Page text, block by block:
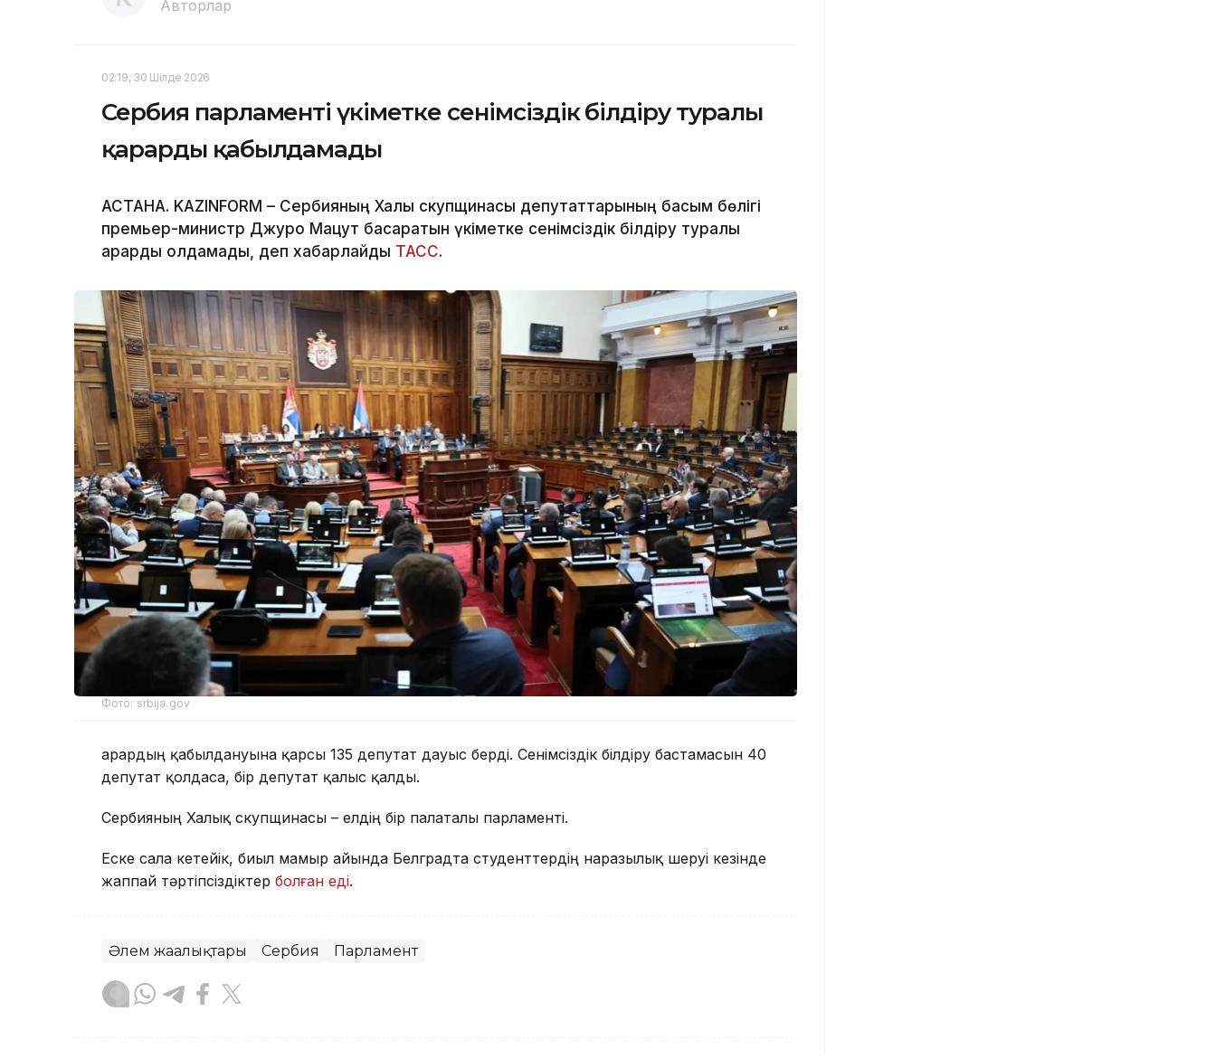
Авторлар
02:19, 30 Шілде 2026
Сербия парламенті үкіметке сенімсіздік білдіру туралы
қарарды қабылдамады
АСТАНА. KAZINFORM – Сербияның Халық скупщинасы депутаттарының басым бөлігі
премьер-министр Джуро Мацут басқаратын үкіметке сенімсіздік білдіру туралы
қарарды қолдамады, деп хабарлайды ТАСС.
Фото: srbija.gov
Қарардың қабылдануына қарсы 135 депутат дауыс берді. Сенімсіздік білдіру бастамасын 40
депутат қолдаса, бір депутат қалыс қалды.
Сербияның Халық скупщинасы – елдің бір палаталы парламенті.
Еске сала кетейік, биыл мамыр айында Белградта студенттердің наразылық шеруі кезінде
жаппай тәртіпсіздіктер болған еді.
Әлем жаңалықтары Сербия Парламент